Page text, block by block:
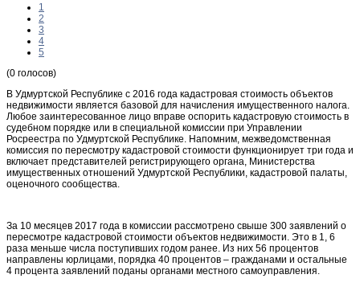
1
2
3
4
5
(0 голосов)
В Удмуртской Республике с 2016 года кадастровая стоимость объектов
недвижимости является базовой для начисления имущественного налога.
Любое заинтересованное лицо вправе оспорить кадастровую стоимость в
судебном порядке или в специальной комиссии при Управлении
Росреестра по Удмуртской Республике. Напомним, межведомственная
комиссия по пересмотру кадастровой стоимости функционирует три года и
включает представителей регистрирующего органа, Министерства
имущественных отношений Удмуртской Республики, кадастровой палаты,
оценочного сообщества.
За 10 месяцев 2017 года в комиссии рассмотрено свыше 300 заявлений о
пересмотре кадастровой стоимости объектов недвижимости. Это в 1, 6
раза меньше числа поступивших годом ранее. Из них 56 процентов
направлены юрлицами, порядка 40 процентов – гражданами и остальные
4 процента заявлений поданы органами местного самоуправления.